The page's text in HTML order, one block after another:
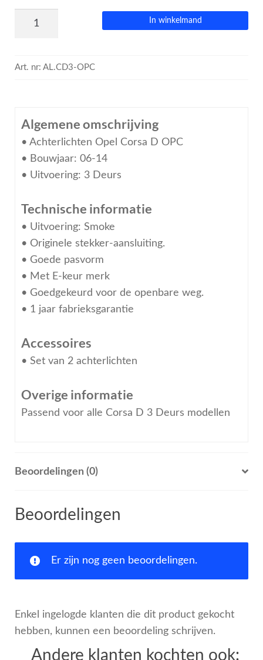
In winkelmand
Art. nr: AL.CD3-OPC
Algemene omschrijving
• Achterlichten Opel Corsa D OPC
• Bouwjaar: 06-14
• Uitvoering: 3 Deurs
Technische informatie
• Uitvoering: Smoke
• Originele stekker-aansluiting.
• Goede pasvorm
• Met E-keur merk
• Goedgekeurd voor de openbare weg.
• 1 jaar fabrieksgarantie
Accessoires
• Set van 2 achterlichten
Overige informatie
Passend voor alle Corsa D 3 Deurs modellen
Beoordelingen (0)
Beoordelingen
Er zijn nog geen beoordelingen.
Enkel ingelogde klanten die dit product gekocht
hebben, kunnen een beoordeling schrijven.
Andere klanten kochten ook: